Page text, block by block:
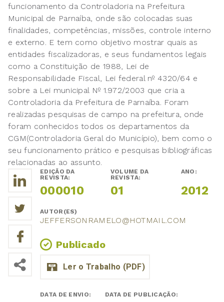
funcionamento da Controladoria na Prefeitura
Municipal de Parnaíba, onde são colocadas suas
finalidades, competências, missões, controle interno
e externo. E tem como objetivo mostrar quais as
entidades fiscalizadoras, e seus fundamentos legais
como a Constituição de 1988, Lei de
Responsabilidade Fiscal, Lei federal nº 4320/64 e
sobre a Lei municipal Nº 1.972/2003 que cria a
Controladoria da Prefeitura de Parnaíba. Foram
realizadas pesquisas de campo na prefeitura, onde
foram conhecidos todos os departamentos da
CGM(Controladoria Geral do Município), bem como o
seu funcionamento prático e pesquisas bibliográficas
relacionadas ao assunto.
EDIÇÃO DA
REVISTA:
000010
VOLUME DA
REVISTA:
01
ANO:
2012
AUTOR(ES)
JEFFERSONRAMELO@HOTMAIL.COM
Publicado
DATA DE ENVIO: DATA DE PUBLICAÇÃO: